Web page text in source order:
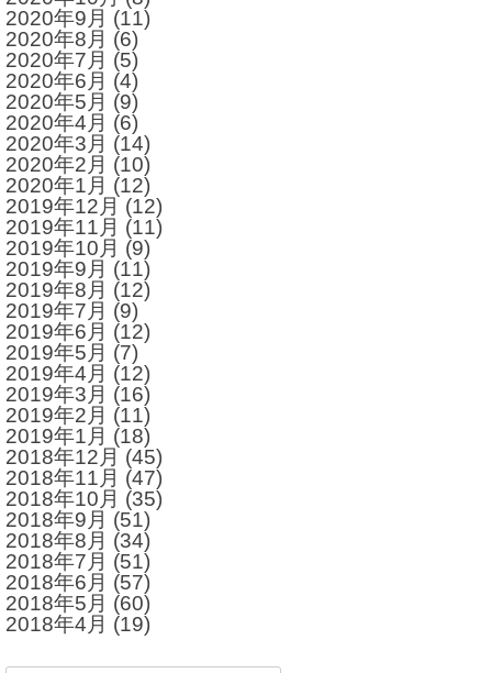
2020年9月 (11)
2020年8月 (6)
2020年7月 (5)
2020年6月 (4)
2020年5月 (9)
2020年4月 (6)
2020年3月 (14)
2020年2月 (10)
2020年1月 (12)
2019年12月 (12)
2019年11月 (11)
2019年10月 (9)
2019年9月 (11)
2019年8月 (12)
2019年7月 (9)
2019年6月 (12)
2019年5月 (7)
2019年4月 (12)
2019年3月 (16)
2019年2月 (11)
2019年1月 (18)
2018年12月 (45)
2018年11月 (47)
2018年10月 (35)
2018年9月 (51)
2018年8月 (34)
2018年7月 (51)
2018年6月 (57)
2018年5月 (60)
2018年4月 (19)